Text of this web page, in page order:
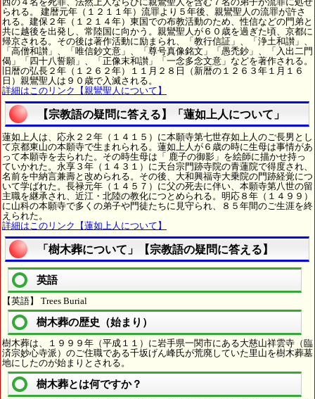
られる。 建暦元年（１２１１年）流罪より５年後、親鸞聖人の流罪が許さ
れる。建保２年（１２１４年）東国での布教活動のため、性信などの門弟と
共に越後を出発し、常陸国に向かう。親鸞聖人が６０歳を過ぎた頃、京都に
帰京される。その後は著作活動に励まられ、「教行信証」、「浄土和讃」、
「高僧和讃」、「唯信鈔文意」、「尊号真像銘文」「愚禿鈔」、「入出二門
偈」「四十八誓願」、「正像末和讃」「一念多念文意」などを著作される。
旧暦の弘長２年（１２６２年）１１月２８日（新暦の１２６３年１月１６
日）親鸞聖人は９０歳で入滅される。
詳細はこのリンク【親鸞聖人について】
【宗教語の疑問に答える】「蓮如上人について」
蓮如上人は、応永２２年（１４１５）に本願寺第七世存如上人のご長男とし
て京都東山の本願寺で生まれられる。蓮如上人が６歳の時に生母は事情があ
って本願寺を去られた。その時生母は「 鹿子の御影」を絵師に描かせ持っ
ていかれた。永享３年（１４３１）に天台宗門跡寺院の青蓮院で得度され、
名前を中納言兼壽と改められる。その後、大和興福寺大乗院の門跡経覚につ
いて学ばれた。長禄元年（１４５７）に父の死去に伴い、本願寺第八世の留
主職を継承され、近江・北陸の教化につとめられる。明応８年（１４９９）
に山科の本願寺で多くの弟子や門徒たちに見守られ、８５年間のご生涯を終
えられた。
詳細はこのリンク【蓮如上人について】
「樹木葬について」【宗教語の疑問に答える】
英語
【英語】 Trees Burial
樹木葬の歴史（始まり）
樹木葬は、１９９９年（平成１１）に岩手県一関市にある大慈山祥雲寺（臨
済宗妙心寺派）のご住職である千坂げん峰氏が荒廃していた里山を樹木葬墓
地にしたのが始まりとされる。
樹木葬とは何ですか？